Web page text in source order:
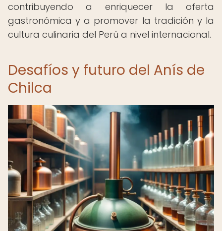
contribuyendo a enriquecer la oferta
gastronómica y a promover la tradición y la
cultura culinaria del Perú a nivel internacional.
Desafíos y futuro del Anís de
Chilca